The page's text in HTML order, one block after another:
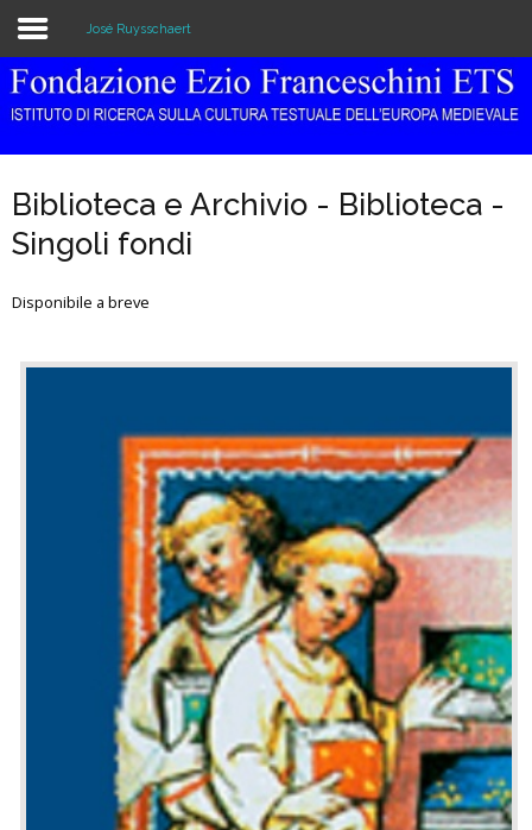
Home
Biblioteca e Archivio
José Ruysschaert
Biblioteca e Archivio - Biblioteca -
Singoli fondi
Disponibile a breve